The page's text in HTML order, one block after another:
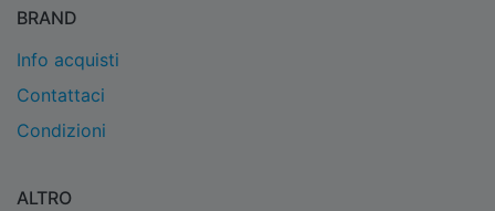
BRAND
Info acquisti
Contattaci
Condizioni
ALTRO